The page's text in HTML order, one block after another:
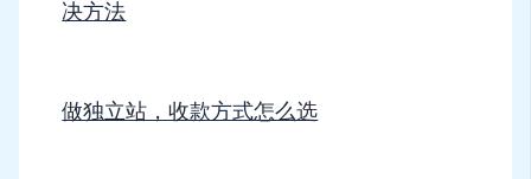
决方法
做独立站，收款方式怎么选